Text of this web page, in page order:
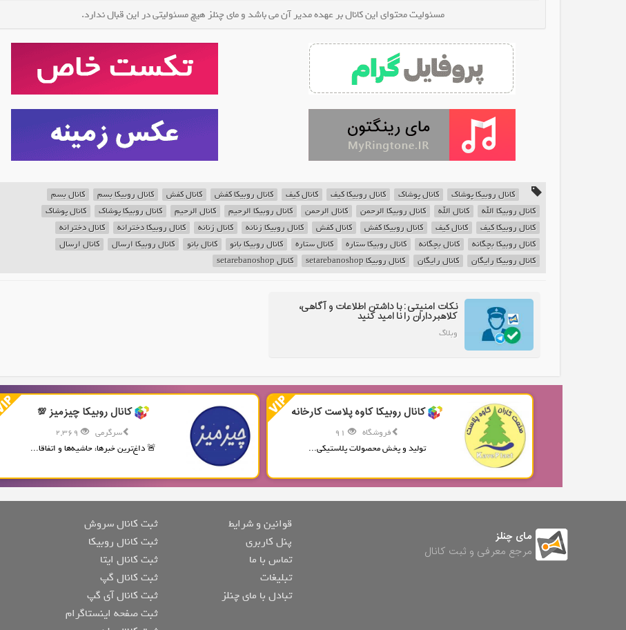
مسئولیت محتوای این کانال بر عهده مدیر آن می باشد و مای چنلز هیچ مسئولیتی در این قبال ندارد.
کانال روبیکا پوشاک کانال پوشاک کانال روبیکا کیف کانال کیف کانال روبیکا کفش کانال کفش کانال روبیکا بسم
کانال بسم
کانال روبیکا الله
کانال الله کانال روبیکا الرحمن کانال الرحمن کانال روبیکا الرحیم کانال الرحیم کانال روبیکا پوشاک
کانال پوشاک
کانال روبیکا کیف
کانال کیف کانال روبیکا کفش کانال کفش کانال روبیکا زنانه کانال زنانه کانال روبیکا دخترانه
کانال دخترانه
کانال روبیکا بچگانه
کانال بچگانه کانال روبیکا ستاره کانال ستاره کانال روبیکا بانو کانال بانو کانال روبیکا ارسال
کانال ارسال
کانال روبیکا رایگان
کانال رایگان کانال روبیکا setarebanoshop کانال setarebanoshop
نکات امنیتی: با داشتن اطلاعات و آگاهی،
کلاهبرداران را نا امید کنید
وبلاگ
کانال روبیکا کاوه پلاست کارخانه
فروشگاه
تولید و پخش محصولات پلاستیکی...
کانال روبیکا چیزمیز 💯
سرگرمی
2,369
🚨 داغ‌ترین خبرها، حاشیه‌ها و اتفاقا...
مای چنلز
مرجع معرفی و ثبت کانال
قوانین و شرایط
پنل کاربری
تماس با ما
تبلیغات
تبادل با مای چنلز
ثبت کانال سروش
ثبت کانال روبیکا
ثبت کانال ایتا
ثبت کانال گپ
ثبت کانال آی گپ
ثبت صفحه اینستاگرام